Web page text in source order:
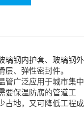
璃钢内护套、玻璃钢外
、弹性密封件。
管广泛应用于城市集中
要保温防腐的管道工
占地，又可降低工程成